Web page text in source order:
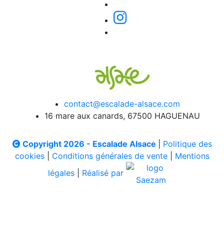
contact@escalade-alsace.com
16 mare aux canards, 67500 HAGUENAU
Copyright 2026 - Escalade Alsace
Politique des
cookies| Conditions générales de vente| Mentions
légales
Réalisé par